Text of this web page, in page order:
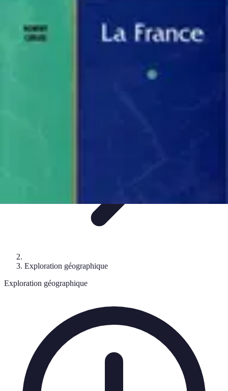
Géographique
Géographie PhysiqueÎles et régions
Exploration géographique
Exploration géographique